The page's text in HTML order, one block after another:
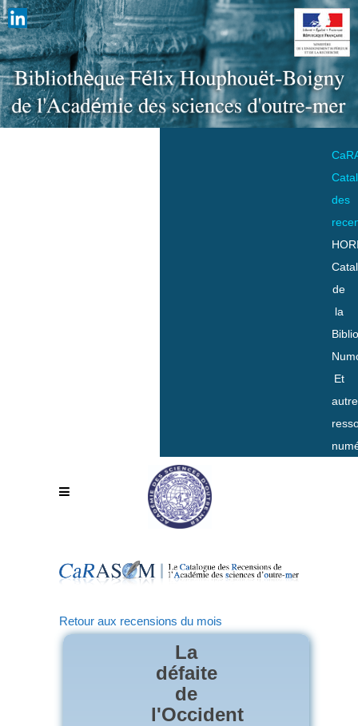
des
de
la
Et
Retour aux recensions du mois
La
défaite
de
l'Occident